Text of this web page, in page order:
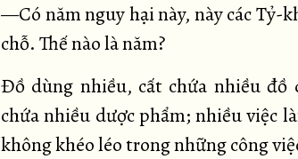
—Có năm nguy hại này, này các Tỷ-
chỗ. Thế nào là năm?
Đồ dùng nhiều, cất chứa nhiều đồ
chứa nhiều dược phẩm; nhiều việc
không khéo léo trong những công